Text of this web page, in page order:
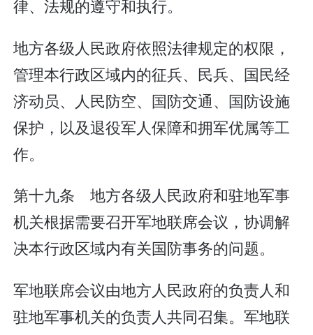
律、法规的遵守和执行。
地方各级人民政府依照法律规定的权限，
管理本行政区域内的征兵、民兵、国民经
济动员、人民防空、国防交通、国防设施
保护，以及退役军人保障和拥军优属等工
作。
第十九条 地方各级人民政府和驻地军事
机关根据需要召开军地联席会议，协调解
决本行政区域内有关国防事务的问题。
军地联席会议由地方人民政府的负责人和
驻地军事机关的负责人共同召集。军地联